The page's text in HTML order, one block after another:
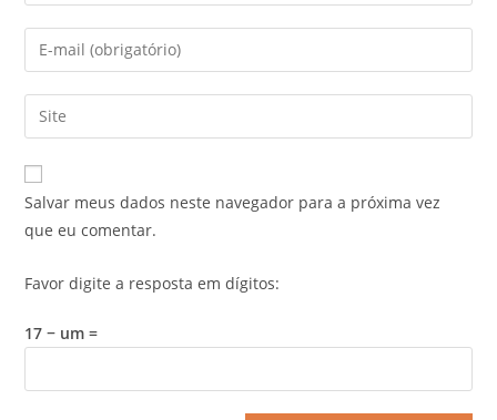
Salvar meus dados neste navegador para a próxima vez
que eu comentar.
Favor digite a resposta em dígitos:
17 − um =